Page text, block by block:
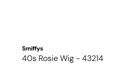
Smiffys
40s Rosie Wig - 43214